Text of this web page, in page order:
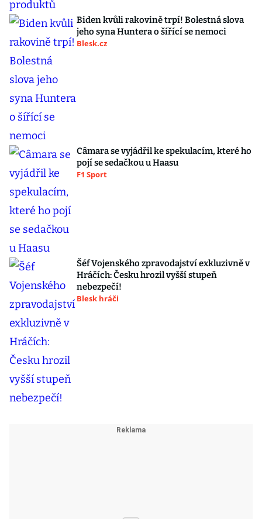
Biden kvůli rakovině trpí! Bolestná slova
jeho syna Huntera o šířící se nemoci
Blesk.cz
Câmara se vyjádřil ke spekulacím, které ho
pojí se sedačkou u Haasu
F1 Sport
Šéf Vojenského zpravodajství exkluzivně v
Hráčích: Česku hrozil vyšší stupeň
nebezpečí!
Blesk hráči